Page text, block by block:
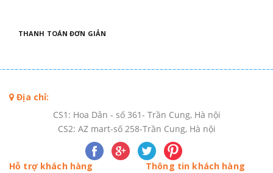
THANH TOÁN ĐƠN GIẢN
Địa chỉ:
CS1: Hoa Dân - số 361- Trần Cung, Hà nội
CS2: AZ mart-số 258-Trần Cung, Hà nội
Hỗ trợ khách hàng Thông tin khách hàng